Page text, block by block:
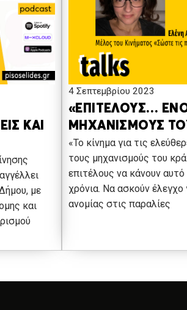
ΚΑΙ
με
και
4 Σεπτεμβρίου 2023
«ΕΠΙΤΕΛΟΥΣ…
ΜΗΧΑΝΙΣΜΟΥΣ
«Το κίνημα για τις
τους μηχανισμούς του
επιτέλους να κάνουν
χρόνια. Να ασκούν
ανομίας στις παραλίες